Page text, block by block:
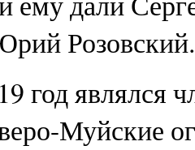
Розовский.
год являлся
Муйские